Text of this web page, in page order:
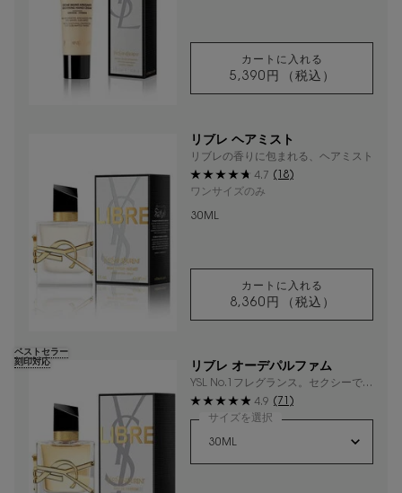
カートに入れる
5,390円
（税込）
リブレ ハンドクリ
リブレ ヘアミスト
リブレの香りに包まれる、ヘアミスト
4.7 (18)
ワンサイズのみ
30ML
カートに入れる
8,360円
（税込）
リブレ ヘアミスト
リブレ オーデパルファム
YSL No.1フレグランス。セクシーでク
ールなフローラルラベンダー。
ベストセラー
刻印対応
4.9 (71)
サイズを選択